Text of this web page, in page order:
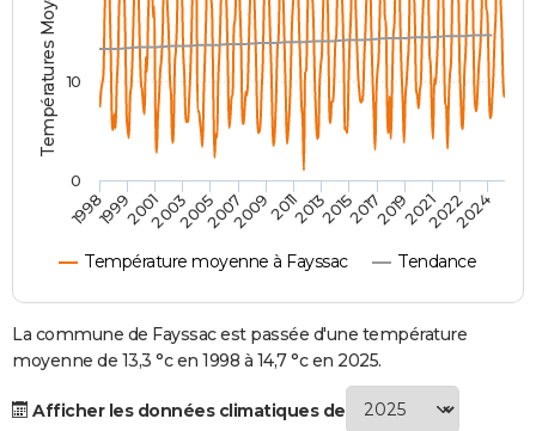
Destinations
City break
Voyage nature
Voyage de noces
Forum
Climat
PHOTO
GUIDES D'ACHAT
BONS PLANS
CARTE DE VOEUX
Carte de Noël
Carte Bonne année
Carte Saint-Valentin
Carte Pâques
Carte d'anniversaire
DICTIONNAIRE
Dictionnaire
Biographies
Citations
Expressions
Proverbes
PROGRAMME TV
S'inscrire
Se connecter
Lycées
Collèges
Primaires
Universités
Entreprises
Service militaire
Avis de recherche
AVIS DE DÉCÈS
FORUM
Température moyenne à Fayssac Tendance
199819992001200320052007200920112013201520172019202120222024
0
10
La commune de Fayssac est passée d'une température
moyenne de 13,3 °c en 1998 à 14,7 °c en 2025.
Afficher les données climatiques de